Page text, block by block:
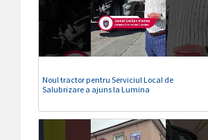
Noul tractor pentru Serviciul Local de
Salubrizare a ajuns la Lumina